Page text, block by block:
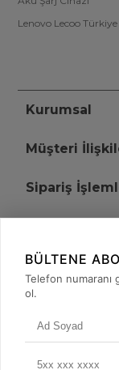
Lenovo Lecoo Türkiye
Kurumsal
Müşteri
Sipariş
BÜLTENE
Telefon numaranı
ol.